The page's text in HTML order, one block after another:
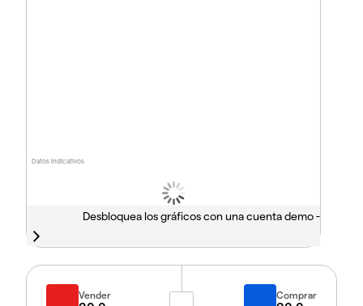
Datos indicativos
Desbloquea los gráficos con una cuenta demo -
Vender Comprar